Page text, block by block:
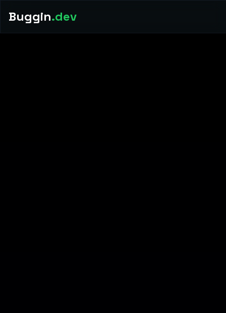
Buggin.dev